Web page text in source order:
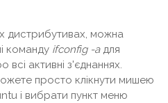
дистрибутивах, можна
команду ifconfig -a для
активні з'єднаннях.
просто клікнути мишею
і вибрати пункт меню